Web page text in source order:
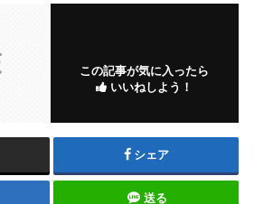
この記事が気に入ったら
いいねしよう！
シェア
送る